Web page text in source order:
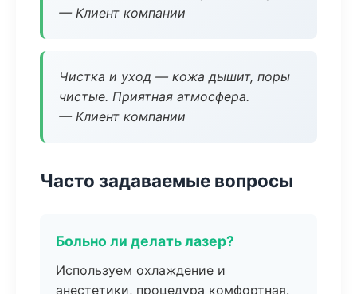
— Клиент компании
Чистка и уход — кожа дышит, поры
чистые. Приятная атмосфера.
— Клиент компании
Часто задаваемые вопросы
Больно ли делать лазер?
Используем охлаждение и
анестетики, процедура комфортная.